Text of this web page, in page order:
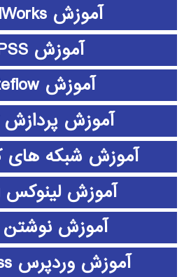
آموزش SolidWorks
آموزش SPSS
آموزش stateflow
آموزش پردازش
آموزش شبکه های
آموزش لینوکس ubuntu
آموزش نوشتن
آموزش وردپرس wordpress